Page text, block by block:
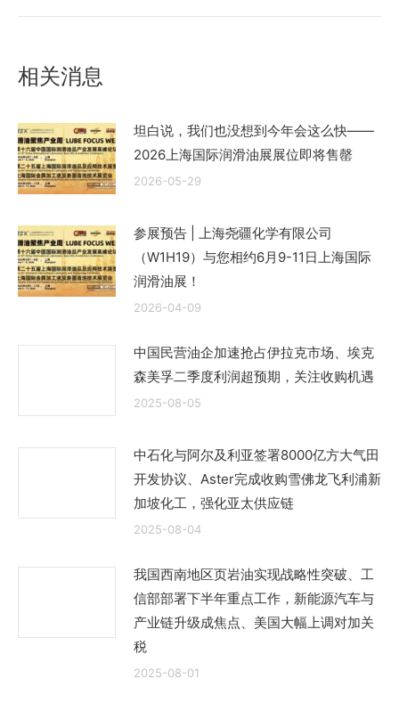
的
相关消息
坦白说，我们也没想到今年会这么快——
2026上海国际润滑油展展位即将售罄
2026-05-29
参展预告 | 上海尧疆化学有限公司
（W1H19）与您相约6月9-11日上海国际
润滑油展！
2026-04-09
中国民营油企加速抢占伊拉克市场、埃克
森美孚二季度利润超预期，关注收购机遇
2025-08-05
中石化与阿尔及利亚签署8000亿方大气田
开发协议、Aster完成收购雪佛龙飞利浦新
加坡化工，强化亚太供应链
2025-08-04
我国西南地区页岩油实现战略性突破、工
信部部署下半年重点工作，新能源汽车与
产业链升级成焦点、美国大幅上调对加关
税
2025-08-01